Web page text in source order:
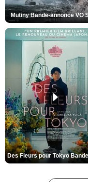
Mutiny Bande-annonce VO